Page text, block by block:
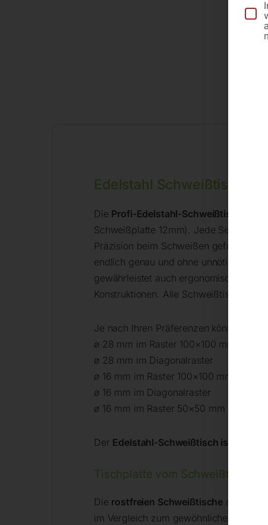
Edelstahl Schweißtisch auf
Die Profi-Edelstahl-Schweißtische
Schweißplatte 12mm). Jede Serie hat
Präzision beim Schweißen gefragt
endlich genau und ohne unnötige
gewährleistet auch ergonomische und
Konstruktionen. Alle Schweißtische
Je nach Ihren Präferenzen können Sie
ø 28 mm im Raster 100×100 mm
ø 28 mm im Diagonalraster
ø 16 mm im Raster 100×100 mm
ø 16 mm im Diagonalraster
ø 16 mm im Raster 50×50 mm
Der Edelstahl-Schweißtisch ist mit
Tischplatte vom Schweißtisch –
Die rostfreien Schweißtische der
im Vergleich zum gewöhnlichen Stahl